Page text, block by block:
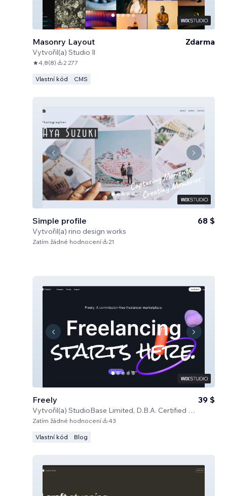
Masonry Layout
Vytvořil(a) Studio Il
Zdarma
4,8(8) 2 277
Vlastní kód CMS
Simple profile
Vytvořil(a) rino design works
68 $
Zatím žádné hodnocení 21
Freely
Vytvořil(a) StudioBase Limited, D.B.A. Certified Code
39 $
Zatím žádné hodnocení 43
Vlastní kód Blog